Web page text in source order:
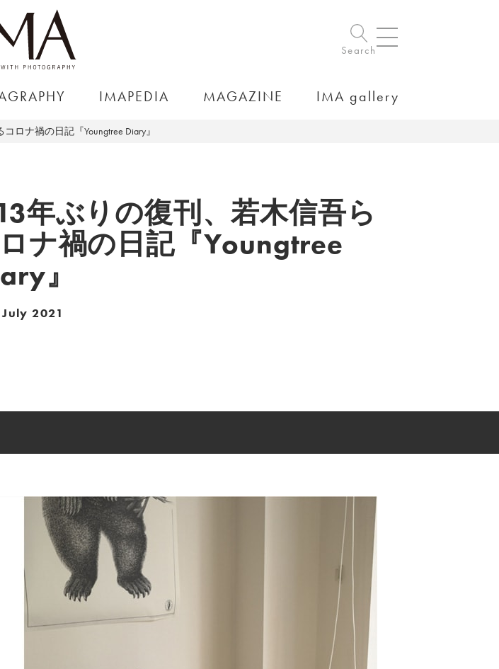
Search
IMAPEDIA MAGAZINE IMA gallery
ナ禍の日記『Youngtree Diary』
年ぶりの復刊、若木信吾ら
ナ禍の日記『Youngtree
』
2021